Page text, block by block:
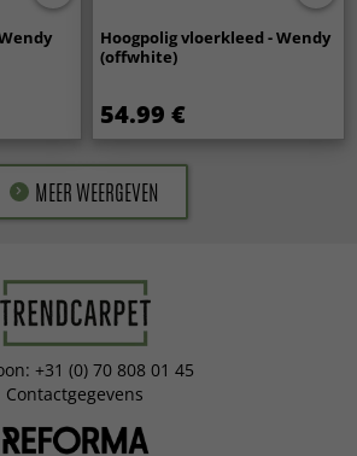
Hoogpolig vloerkleed - Wendy
(offwhite)
54.99 €
MEER WEERGEVEN
+31 (0) 70 808 01 45
Contactgegevens